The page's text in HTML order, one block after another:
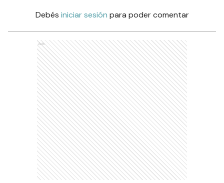
Debés iniciar sesión para poder comentar
Ads